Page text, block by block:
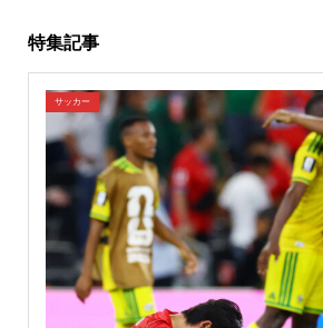
特集記事
サッカー